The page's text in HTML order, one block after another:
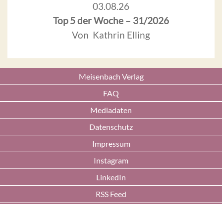
03.08.26
Top 5 der Woche – 31/2026
Von Kathrin Elling
Meisenbach Verlag
FAQ
Mediadaten
Datenschutz
Impressum
Instagram
LinkedIn
RSS Feed